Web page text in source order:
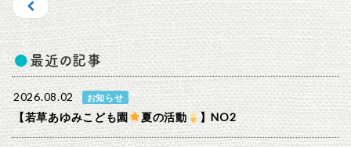
最近の記事
2026.08.02 お知らせ
【若草あゆみこども園 夏の活動 】NO2